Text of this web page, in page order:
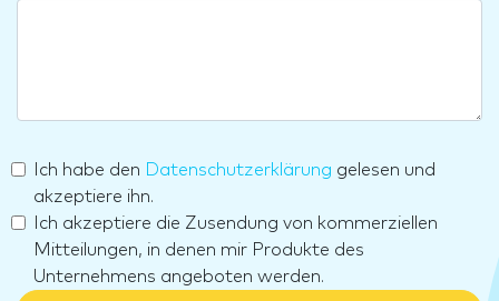
Ich habe den Datenschutzerklärung gelesen und
akzeptiere ihn.
Ich akzeptiere die Zusendung von kommerziellen
Mitteilungen, in denen mir Produkte des
Unternehmens angeboten werden.